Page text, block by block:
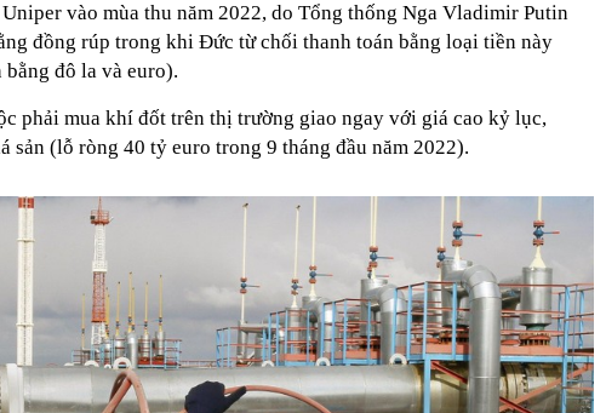
vào mùa thu năm 2022, do Tổng thống Nga Vladimir Putin
đồng rúp trong khi Đức từ chối thanh toán bằng loại tiền này
đô la và euro).
phải mua khí đốt trên thị trường giao ngay với giá cao kỷ lục,
sản (lỗ ròng 40 tỷ euro trong 9 tháng đầu năm 2022).